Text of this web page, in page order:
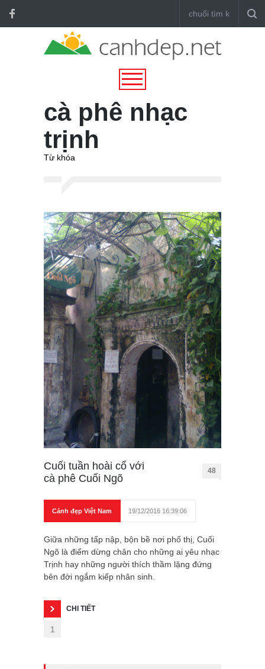
cà phê nhạc
trịnh
Từ khóa
Cuối tuần hoài cổ với
cà phê Cuối Ngõ
48
Cảnh đẹp Việt Nam 19/12/2016 16:39:06
Giữa những tấp nập, bộn bề nơi phố thị, Cuối
Ngõ là điểm dừng chân cho những ai yêu nhạc
Trịnh hay những người thích thầm lặng đứng
bên đời ngắm kiếp nhân sinh.
CHI TIẾT
1